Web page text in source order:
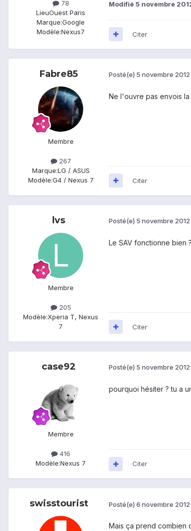
78
LieuOuest Paris
Marque:Google
Modèle:Nexus7
Modifié 5 novembre
Citer
Fabre85
Membre
267
Marque:LG / ASUS
Modèle:G4 / Nexus 7
Posté(e) 5 novembre 2012
Ne l'ouvre pas envois la
Citer
lvs
Membre
205
Modèle:Xperia T, Nexus
7
Posté(e) 5 novembre 2012
Le SAV fonctionne bien
Citer
case92
Membre
416
Modèle:Nexus 7
Posté(e) 5 novembre 2012
pourquoi hésiter ? tu a
Citer
swisstourist Posté(e) 6 novembre 2012
Mais ça prend combien